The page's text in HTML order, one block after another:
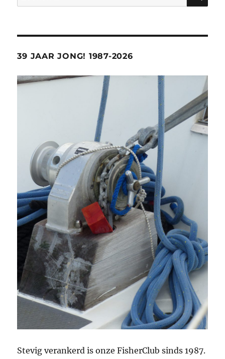
naar:
39 JAAR JONG! 1987-2026
Stevig verankerd is onze FisherClub sinds 1987.